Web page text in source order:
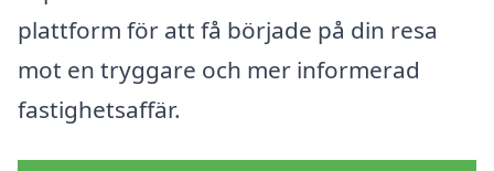
plattform för att få började på din resa
mot en tryggare och mer informerad
fastighetsaffär.